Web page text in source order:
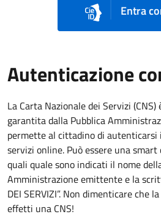
Entra
Autenticazione
La Carta Nazionale dei Servizi (CNS)
garantita dalla Pubblica
permette al cittadino di
servizi online. Può essere una
quali quale sono indicati il nome
Amministrazione emittente e la
DEI SERVIZI”. Non dimenticare che
effetti una CNS!